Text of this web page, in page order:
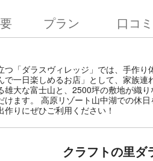
プラン 口コミ
つ「ダラスヴィレッジ」では、手作り
で一日楽しめるお店」として、家族
雄大な富士山と、2500坪の敷地が織
けます。 高原リゾート山中湖での休
作りにぜひご利用ください！
クラフトの里ダ